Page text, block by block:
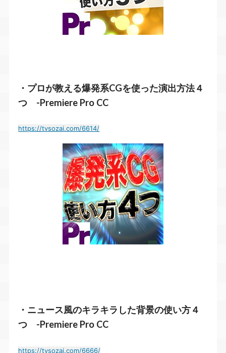
・プロが教える爆発系CGを使った演出方法４
つ -Premiere Pro CC
https://tvsozai.com/6614/
・ニュース風のキラキラした背景の使い方４
つ -Premiere Pro CC
https://tvsozai.com/6666/